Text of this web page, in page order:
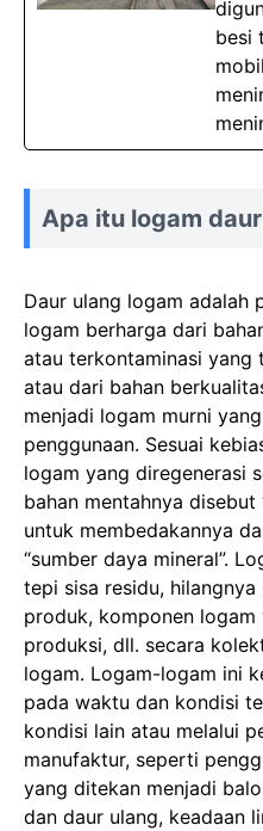
besi
Apa itu logam
Daur ulang logam adalah
logam berharga dari
atau terkontaminasi yang
atau dari bahan
menjadi logam murni
penggunaan. Sesuai
logam yang diregenerasi
bahan mentahnya disebut
untuk membedakannya
“sumber daya mineral”.
tepi sisa residu,
produk, komponen
produksi, dll. secara
logam. Logam-logam ini
pada waktu dan kondisi
kondisi lain atau melalui
manufaktur, seperti
yang ditekan menjadi
dan daur ulang, keadaan